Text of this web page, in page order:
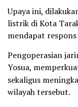
Upaya ini,
listrik di Kota
mendapat
Pengoperasian
Yosua,
sekaligus
wilayah tersebut.